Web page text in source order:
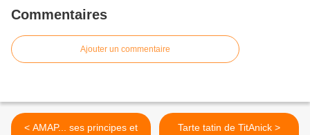
Commentaires
Ajouter un commentaire
< AMAP... ses principes et
Tarte tatin de TitAnick >